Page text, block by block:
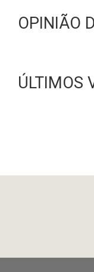
OPINIÃO
ÚLTIMOS